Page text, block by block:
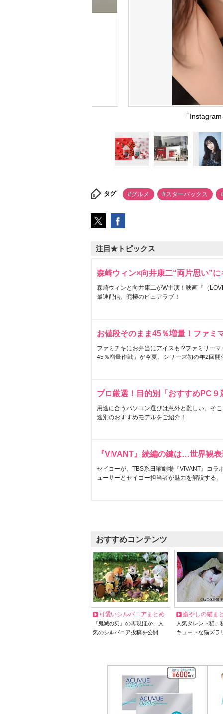
「
タグ #グルメ #スターバックス
注目★トピックス
森崎ウィン×向井康二“両片思い”
森崎ウィンと向井康二がW主演！映画『（
最速配信。究極のピュアラブ！
お値段そのまま45％増量！ファミ
ファミチキにお弁当にアイスも!?ファミリー
45％増量作戦」が今夏、シリーズ初の年2回開
プロ厳選！目的別「おすすめPC９
用途に合うパソコン選びは意外と難しい。そ
途別のおすすめモデルをご紹介！
『VIVANT』続編の鍵は…世界観
セイコーが、TBS系日曜劇場『VIVANT』コラ
ューサーとセイコー担当者が魅力を解説する。
おすすめコンテンツ
可愛いシルバニアまとめ
『鬼滅の刃』の再現ほか、人
気のシルバニア投稿を公開
癒やしの猫ま
人気タレント猫
キュートな猫ズラ